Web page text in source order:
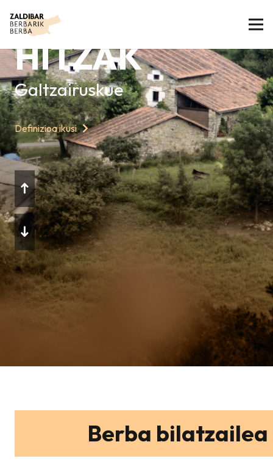
GAURKO
HITZAK
Galtzairuskue
Definizioa ikusi
Berba bilatzailea